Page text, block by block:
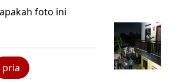
foto ini
pria